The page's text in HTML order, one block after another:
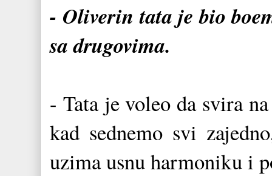
- Oliverin tata je bio
sa drugovima.
- Tata je voleo da svira
kad sednemo svi
uzima usnu harmoniku i